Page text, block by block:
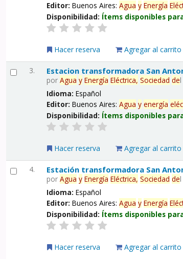
Editor:Buenos Aires:Agua y Energía
Disponibilidad: Ítems disponibles
Hacer reserva Agregar al carrito
3. Estacion transformadora San
porAgua y Energía Eléctrica, Sociedad de
Idioma:Español
Editor:Buenos Aires:Agua y energía
Disponibilidad: Ítems disponibles
Hacer reserva Agregar al carrito
4. Estación transformadora San
porAgua y Energía Eléctrica, Sociedad de
Idioma:Español
Editor:Buenos Aires:Agua y Energía
Disponibilidad: Ítems disponibles
Hacer reserva Agregar al carrito